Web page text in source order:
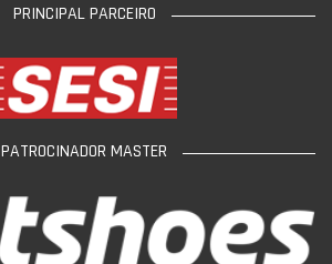
PRINCIPAL PARCEIRO
PATROCINADOR MASTER